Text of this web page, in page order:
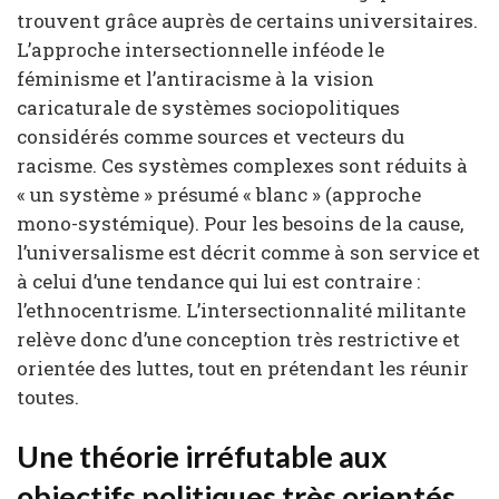
trouvent grâce auprès de certains universitaires.
L’approche intersectionnelle inféode le
féminisme et l’antiracisme à la vision
caricaturale de systèmes sociopolitiques
considérés comme sources et vecteurs du
racisme. Ces systèmes complexes sont réduits à
« un système » présumé « blanc » (approche
mono-systémique). Pour les besoins de la cause,
l’universalisme est décrit comme à son service et
à celui d’une tendance qui lui est contraire :
l’ethnocentrisme. L’intersectionnalité militante
relève donc d’une conception très restrictive et
orientée des luttes, tout en prétendant les réunir
toutes.
Une théorie irréfutable aux